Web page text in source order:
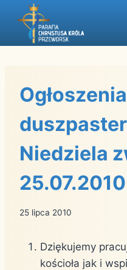
Przejdź
Ogłoszenia
Niedziela
25.07.2010
25 lipca 2010
Dziękujemy
kościoła jak i